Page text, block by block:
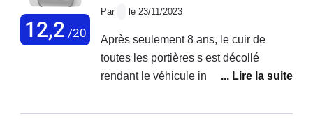
12,2 /20
Par le 23/11/2023
Après seulement 8 ans, le cuir de
toutes les portières s est décollé
rendant le véhicule inutilisable et
que c'était normal pour un véhicule de